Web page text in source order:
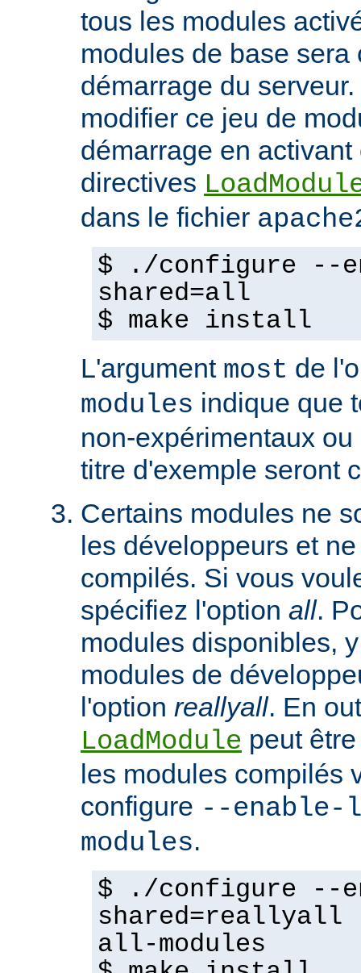
tous les modules
modules de base sera
démarrage du
modifier ce jeu de
démarrage en
directives
dans le fichier
$ ./configure --
shared=all
$ make install
L'argument most de
modules indique que
non-expérimentaux
titre d'exemple seront
Certains modules ne
les développeurs et
compilés. Si vous
spécifiez l'option all.
modules disponibles,
modules de
l'option reallyall. En
LoadModule peut
les modules compilés
configure --
modules.
$ ./configure --
shared=reallyall
all-modules